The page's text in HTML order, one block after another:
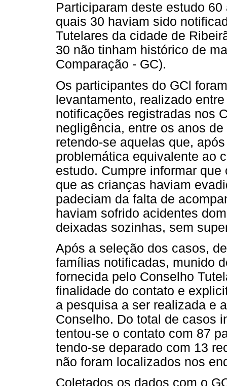
Participaram deste estudo
quais 30 haviam sido
Tutelares da cidade de
30 não tinham histórico de
Comparação - GC).
Os participantes do GCl
levantamento, realizado
notificações registradas nos
negligência, entre os anos
retendo-se aquelas que,
problemática equivalente ao
estudo. Cumpre informar
que as crianças haviam
padeciam da falta de
haviam sofrido acidentes
deixadas sozinhas, sem
Após a seleção dos casos,
famílias notificadas, munido
fornecida pelo Conselho
finalidade do contato e
a pesquisa a ser realizada e
Conselho. Do total de casos
tentou-se o contato com 87
tendo-se deparado com 13
não foram localizados nos
Coletados os dados com o